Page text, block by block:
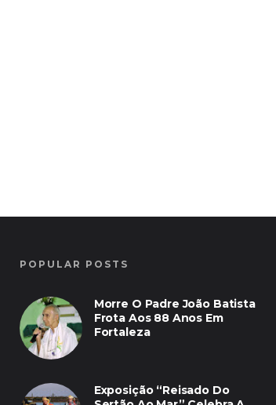
POPULAR POSTS
Morre O Padre João Batista
Frota Aos 88 Anos Em
Fortaleza
Exposição “Reisado Do